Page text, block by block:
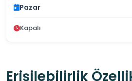
Pazar
Kapalı
Erişilebilirlik